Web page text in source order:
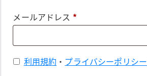
メールアドレス *必
利用規約 ・ プライバシーポリシー